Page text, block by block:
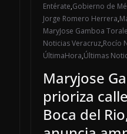
Entérate,Gobierno de
Jorge Romero Herrera,
MaryJose Gamboa
Noticias Veracruz,Rocío
ÚltimaHora,Últimas
Maryjose
prioriza
Boca del